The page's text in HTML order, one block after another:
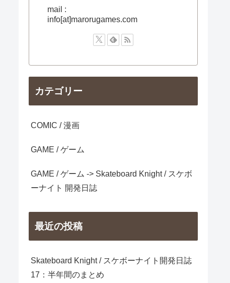
mail :
info[at]marorugames.com
カテゴリー
COMIC / 漫画
GAME / ゲーム
GAME / ゲーム -> Skateboard Knight / スケボ
ーナイト 開発日誌
最近の投稿
Skateboard Knight / スケボーナイト開発日誌
17：半年間のまとめ